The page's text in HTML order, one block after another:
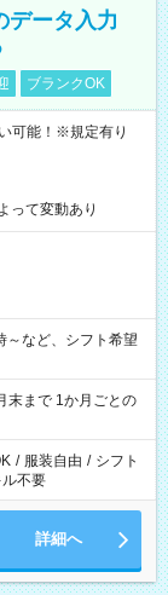
データ入力
ブランクOK
可能！※規定有り
て変動あり
など、シフト希望
末まで 1か月ごとの
/ 服装自由 / シフト
不要
詳細へ